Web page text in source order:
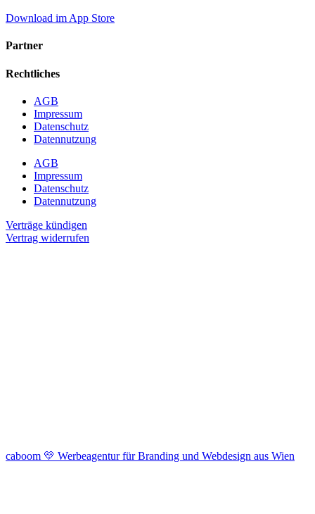
Download im App Store
Partner
Rechtliches
AGB
Impressum
Datenschutz
Datennutzung
AGB
Impressum
Datenschutz
Datennutzung
Verträge kündigen
Vertrag widerrufen
caboom 💛 Werbeagentur für Branding und Webdesign aus Wien